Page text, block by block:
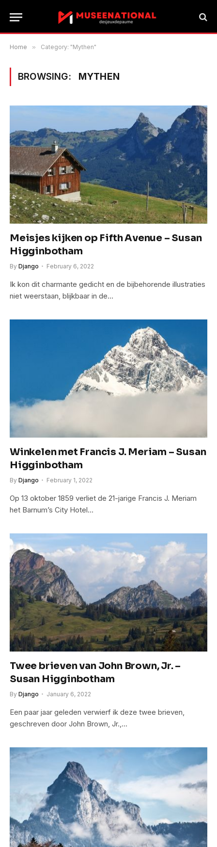
Home » Category: "Mythen"
BROWSING: MYTHEN
Meisjes kijken op Fifth Avenue – Susan
Higginbotham
By Django February 6, 2022
Ik kon dit charmante gedicht en de bijbehorende illustraties
niet weerstaan, blijkbaar in de…
Winkelen met Francis J. Meriam – Susan
Higginbotham
By Django February 1, 2022
Op 13 oktober 1859 verliet de 21-jarige Francis J. Meriam
het Barnum’s City Hotel…
Twee brieven van John Brown, Jr. –
Susan Higginbotham
By Django January 6, 2022
Een paar jaar geleden verwierf ik deze twee brieven,
geschreven door John Brown, Jr.,…